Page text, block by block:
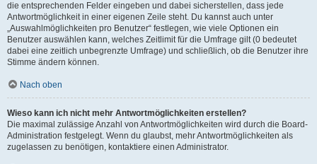
die entsprechenden Felder eingeben und dabei sicherstellen, dass jede
Antwortmöglichkeit in einer eigenen Zeile steht. Du kannst auch unter
„Auswahlmöglichkeiten pro Benutzer“ festlegen, wie viele Optionen ein
Benutzer auswählen kann, welches Zeitlimit für die Umfrage gilt (0 bedeutet
dabei eine zeitlich unbegrenzte Umfrage) und schließlich, ob die Benutzer ihre
Stimme ändern können.
Nach oben
Wieso kann ich nicht mehr Antwortmöglichkeiten erstellen?
Die maximal zulässige Anzahl von Antwortmöglichkeiten wird durch die Board-
Administration festgelegt. Wenn du glaubst, mehr Antwortmöglichkeiten als
zugelassen zu benötigen, kontaktiere einen Administrator.